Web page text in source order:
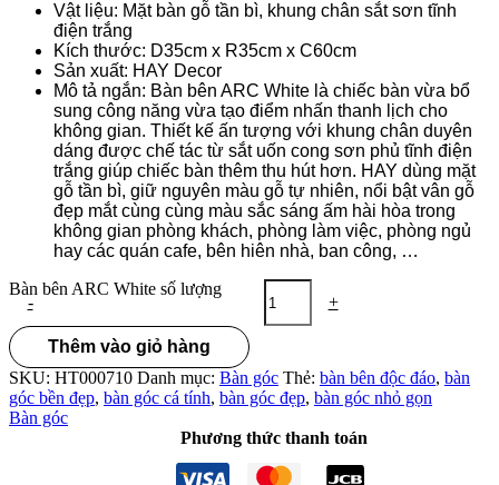
Vật liệu: Mặt bàn gỗ tần bì, khung chân sắt sơn tĩnh
điện trắng
Kích thước: D35cm x R35cm x C60cm
Sản xuất: HAY Decor
Mô tả ngắn: Bàn bên ARC White là chiếc bàn vừa bổ
sung công năng vừa tạo điểm nhấn thanh lịch cho
không gian. Thiết kế ấn tượng với khung chân duyên
dáng được chế tác từ sắt uốn cong sơn phủ tĩnh điện
trắng giúp chiếc bàn thêm thu hút hơn. HAY dùng mặt
gỗ tần bì, giữ nguyên màu gỗ tự nhiên, nổi bật vân gỗ
đẹp mắt cùng cùng màu sắc sáng ấm hài hòa trong
không gian phòng khách, phòng làm việc, phòng ngủ
hay các quán cafe, bên hiên nhà, ban công, …
-
Bàn bên ARC White số lượng
+
Thêm vào giỏ hàng
SKU: HT000710 Danh mục: Bàn góc Thẻ: bàn bên độc đáo, bàn
góc bền đẹp, bàn góc cá tính, bàn góc đẹp, bàn góc nhỏ gọn
Bàn góc
Phương thức thanh toán